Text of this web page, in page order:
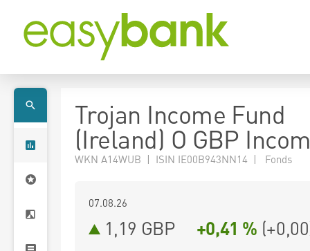
Trojan Income Fund
(Ireland) O GBP
WKN A14WUB | ISIN IE00B943NN14 | Fonds
07.08.26
1,19 GBP +0,41 % (+0,00